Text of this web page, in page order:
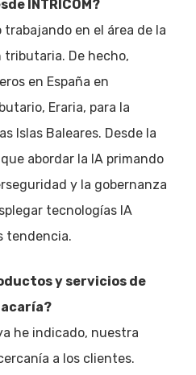
INTRICOM?
en el área de la
tributaria. De hecho,
en España en
Eraria, para la
Islas Baleares. Desde la
abordar la IA primando
y la gobernanza
tecnologías IA
tendencia.
y servicios de
he indicado, nuestra
a los clientes.
Eventos
Empresas
Noticias
Quiénes